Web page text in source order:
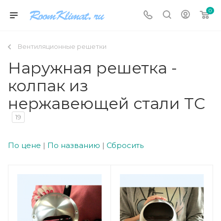
0
Вентиляционные решетки
Наружная решетка -
колпак из
нержавеющей стали TC
19
По цене | По названию | Сбросить